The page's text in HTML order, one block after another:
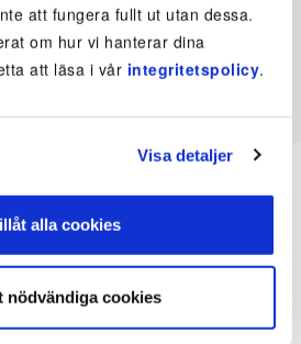
att fungera fullt ut utan dessa.
om hur vi hanterar dina
att läsa i vår integritetspolicy.
Visa detaljer
alla cookies
nödvändiga cookies
ännu? Kom